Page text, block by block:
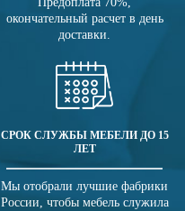
окончательный расчет в день
доставки.
СРОК СЛУЖБЫ МЕБЕЛИ ДО 15
ЛЕТ
Мы отобрали лучшие фабрики
России, чтобы мебель служила